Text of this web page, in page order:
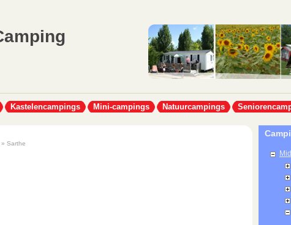
Kastelencampings Mini-campings Natuurcampings
» Sarthe